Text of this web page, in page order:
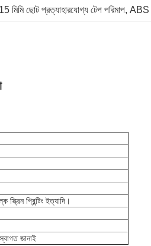
15 মিমি ছোট প্রত্যাহারযোগ্য টেপ পরিমাপ, ABS
স্ক্রিন প্রিন্টিং ইত্যাদি।
জানাই